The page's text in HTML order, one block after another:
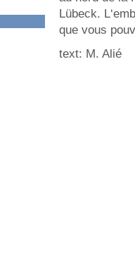
Lübeck.
que vous
text: M. Alié